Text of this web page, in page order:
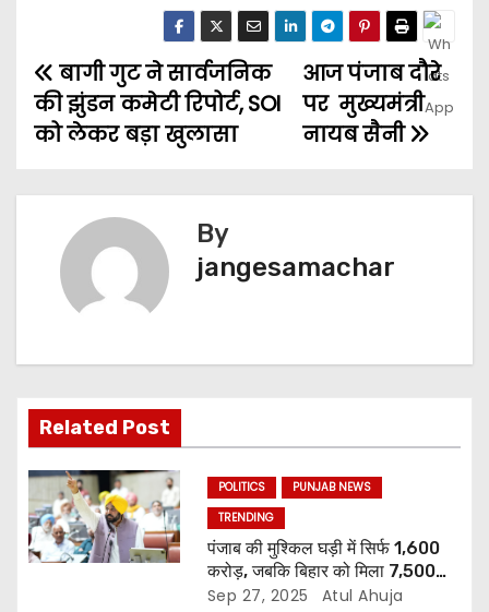
आज पंजाब दौरे
पर मुख्यमंत्री
नायब सैनी
बागी गुट ने सार्वजनिक
की झुंडन कमेटी रिपोर्ट, SOI
को लेकर बड़ा खुलासा
By
jangesamachar
Related Post
POLITICS
PUNJAB NEWS
TRENDING
पंजाब की मुश्किल घड़ी में सिर्फ 1,600
करोड़, जबकि बिहार को मिला 7,500
करोड़
Sep 27, 2025 Atul Ahuja